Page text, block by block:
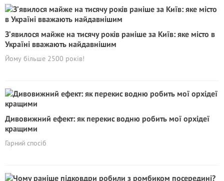
З’явилося майже на тисячу років раніше за Київ: яке місто в
Україні вважають найдавнішим
Йому більше 2500 років!
Дивовижний ефект: як перекис водню робить мої орхідеї
кращими
Гарний спосіб